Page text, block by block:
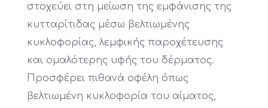
στοχεύει στη μείωση της εμφάνισης της
κυτταρίτιδας μέσω βελτιωμένης
κυκλοφορίας, λεμφικής παροχέτευσης
και ομαλότερης υφής του δέρματος.
Προσφέρει πιθανά οφέλη όπως
βελτιωμένη κυκλοφορία του αίματος,